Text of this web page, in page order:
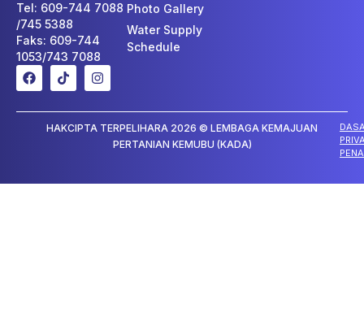
Tel: 609-744 7088
/745 5388
Faks: 609-744
1053/743 7088
Photo Gallery
Water Supply
Schedule
HAKCIPTA TERPELIHARA 2026 © LEMBAGA KEMAJUAN
PERTANIAN KEMUBU (KADA)